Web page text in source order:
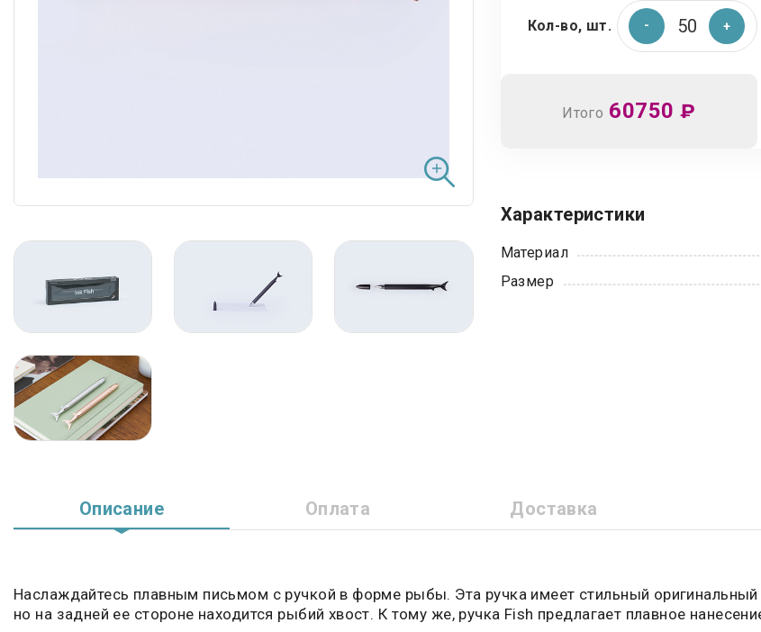
Кол-во, шт.
Итого 60750 ₽
Характеристики
Материал
Размер
Описание Оплата Доставка
Наслаждайтесь плавным письмом с ручкой в форме рыбы. Эта ручка имеет стильный
но на задней ее стороне находится рыбий хвост. К тому же, ручка Fish предлагает плавное